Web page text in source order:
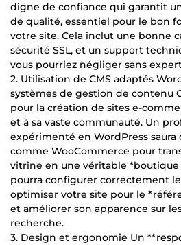
digne de confiance qui garantit
de qualité, essentiel pour le bon
votre site. Cela inclut une bonne
sécurité SSL, et un support
vous pourriez négliger sans
2. Utilisation de CMS adaptés
systèmes de gestion de contenu
pour la création de sites e-
et à sa vaste communauté. Un
expérimenté en WordPress
comme WooCommerce pour
vitrine en une véritable *boutique
pourra configurer correctement
optimiser votre site pour le
et améliorer son apparence sur
recherche.
3. Design et ergonomie Un